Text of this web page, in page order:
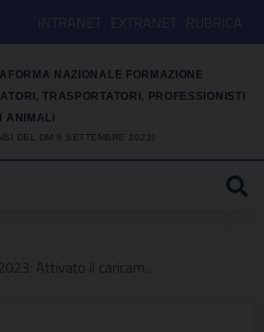
INTRANET EXTRANET RUBRICA
NAZIONALE FORMAZIONE
TRASPORTATORI, PROFESSIONISTI
ANIMALI
DEL DM 6 SETTEMBRE 2023)
dei soggetti formati da parte degli Enti Formatori